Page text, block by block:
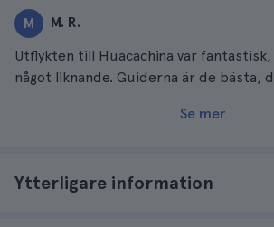
M M. R.
Utflykten till Huacachina var
något liknande. Guiderna är de bästa,
Se mer
Ytterligare information